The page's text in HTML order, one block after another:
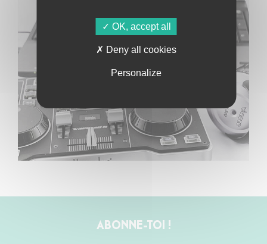
ABONNE-TOI !
OK, accept all
Deny all cookies
Personalize